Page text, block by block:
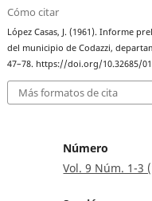
Cómo citar
López Casas, J. (1961). Informe
del municipio de Codazzi,
47–78. https://doi.org/10.32685/
Más formatos de cita
Número
Vol. 9 Núm. 1-3